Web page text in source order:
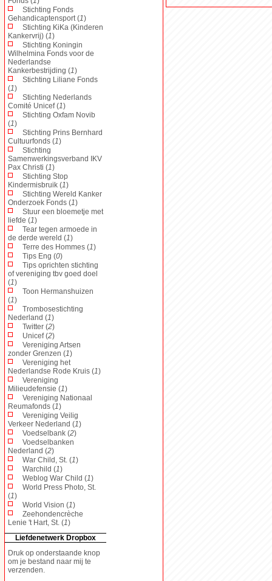
Stichting Fonds
Gehandicaptensport (1)
Stichting KiKa (Kinderen
Kankervrij) (1)
Stichting Koningin
Wilhelmina Fonds voor de
Nederlandse
Kankerbestrijding (1)
Stichting Liliane Fonds
(1)
Stichting Nederlands
Comité Unicef (1)
Stichting Oxfam Novib
(1)
Stichting Prins Bernhard
Cultuurfonds (1)
Stichting
Samenwerkingsverband IKV
Pax Christi (1)
Stichting Stop
Kindermisbruik (1)
Stichting Wereld Kanker
Onderzoek Fonds (1)
Stuur een bloemetje met
liefde (1)
Tear tegen armoede in
de derde wereld (1)
Terre des Hommes (1)
Tips Eng (0)
Tips oprichten stichting
of vereniging tbv goed doel
(1)
Toon Hermanshuizen
(1)
Trombosestichting
Nederland (1)
Twitter (2)
Unicef (2)
Vereniging Artsen
zonder Grenzen (1)
Vereniging het
Nederlandse Rode Kruis (1)
Vereniging
Milieudefensie (1)
Vereniging Nationaal
Reumafonds (1)
Vereniging Veilig
Verkeer Nederland (1)
Voedselbank (2)
Voedselbanken
Nederland (2)
War Child, St. (1)
Warchild (1)
Weblog War Child (1)
World Press Photo, St.
(1)
World Vision (1)
Zeehondencrèche
Lenie 't Hart, St. (1)
Liefdenetwerk Dropbox
Druk op onderstaande knop
om je bestand naar mij te
verzenden.